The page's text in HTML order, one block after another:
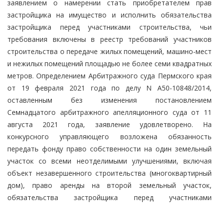
заявлением о намерении стать приобретателем прав
застройщика на имущество и исполнить обязательства
застройщика перед участниками строительства, чьи
требования включены в реестр требований участников
строительства о передаче жилых помещений, машино-мест
и нежилых помещений площадью не более семи квадратных
метров. Определением Арбитражного суда Пермского края
от 19 февраля 2021 года по делу N А50-10848/2014,
оставленным без изменения постановлением
Семнадцатого арбитражного апелляционного суда от 11
августа 2021 года, заявление удовлетворено. На
конкурсного управляющего возложена обязанность
передать фонду право собственности на один земельный
участок со всеми неотделимыми улучшениями, включая
объект незавершенного строительства (многоквартирный
дом), право аренды на второй земельный участок,
обязательства застройщика перед участниками